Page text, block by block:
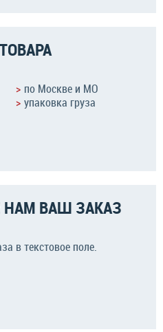
по Москве и МО
упаковка груза
НАМ ВАШ ЗАКАЗ
в текстовое поле.